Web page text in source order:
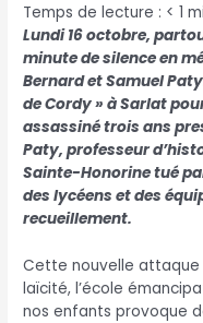
Temps de lecture : < 1
Lundi 16 octobre,
minute de silence en
Bernard et Samuel
de Cordy » à Sarlat
assassiné trois ans
Paty, professeur
Sainte-Honorine tué
des lycéens et des
recueillement.
Cette nouvelle attaque
laïcité, l’école
nos enfants provoque